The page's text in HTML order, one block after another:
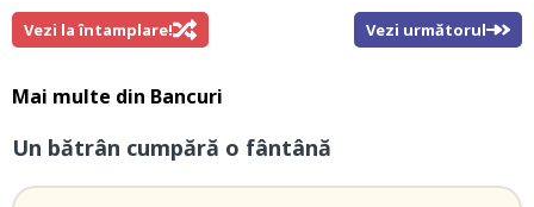
Vezi la întamplare! Vezi următorul
Mai multe din Bancuri
Un bătrân cumpără o fântână